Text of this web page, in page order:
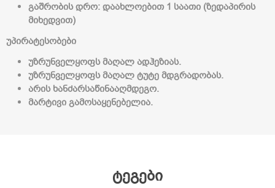
გაშრობის დრო: დაახლოებით 1 საათი (ზედაპირის
მიხედვით)
უპირატესობები
უზრუნველყოფს მაღალ ადჰეზიას.
უზრუნველყოფს მაღალ ტუტე მდგრადობას.
არის ხანძარსაწინააღმდეგო.
მარტივი გამოსაყენებელია.
ტეგები